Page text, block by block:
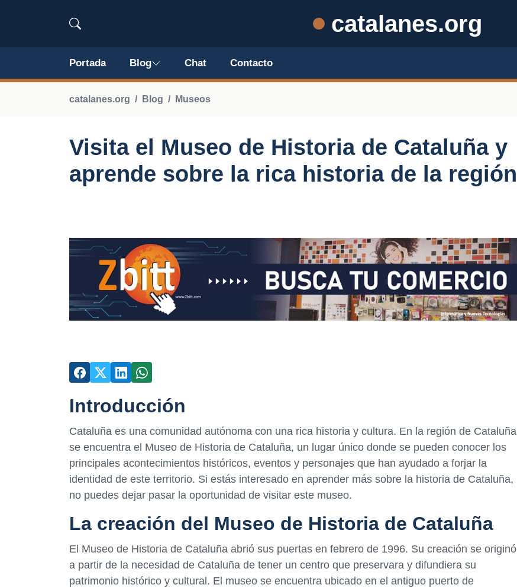
catalanes.org
Portada Blog Chat Contacto
catalanes.org Blog Museos
Visita el Museo de Historia de Cataluña y
aprende sobre la rica historia de la región
Introducción
Cataluña es una comunidad autónoma con una rica historia y cultura. En la región de Cataluña
se encuentra el Museo de Historia de Cataluña, un lugar único donde se pueden conocer los
principales acontecimientos históricos, eventos y personajes que han ayudado a forjar la
identidad de este territorio. Si estás interesado en aprender más sobre la historia de Cataluña,
no puedes dejar pasar la oportunidad de visitar este museo.
La creación del Museo de Historia de Cataluña
El Museo de Historia de Cataluña abrió sus puertas en febrero de 1996. Su creación se originó
a partir de la necesidad de Cataluña de tener un centro que preservara y difundiera su
patrimonio histórico y cultural. El museo se encuentra ubicado en el antiguo puerto de